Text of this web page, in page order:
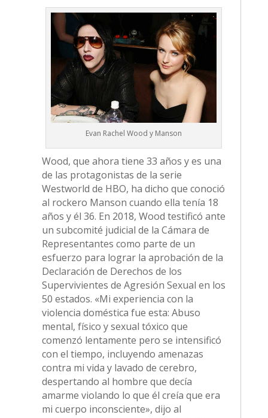
Evan Rachel Wood y Manson
Wood, que ahora tiene 33 años y es una
de las protagonistas de la serie
Westworld de HBO, ha dicho que conoció
al rockero Manson cuando ella tenía 18
años y él 36. En 2018, Wood testificó ante
un subcomité judicial de la Cámara de
Representantes como parte de un
esfuerzo para lograr la aprobación de la
Declaración de Derechos de los
Supervivientes de Agresión Sexual en los
50 estados. «Mi experiencia con la
violencia doméstica fue esta: Abuso
mental, físico y sexual tóxico que
comenzó lentamente pero se intensificó
con el tiempo, incluyendo amenazas
contra mi vida y lavado de cerebro,
despertando al hombre que decía
amarme violando lo que él creía que era
mi cuerpo inconsciente», dijo al